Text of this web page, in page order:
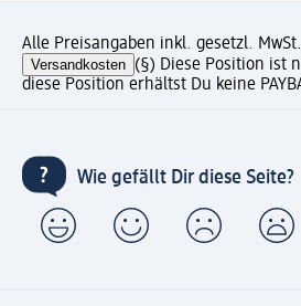
Alle Preisangaben inkl. gesetzl.
Versandkosten (§) Diese Position ist
diese Position erhältst Du keine
Wie gefällt Dir diese Seite?